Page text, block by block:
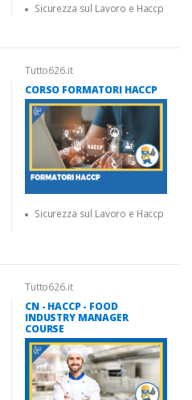
Sicurezza sul Lavoro e Haccp
Tutto626.it
CORSO FORMATORI HACCP
Sicurezza sul Lavoro e Haccp
Tutto626.it
CN - HACCP - FOOD
INDUSTRY MANAGER
COURSE